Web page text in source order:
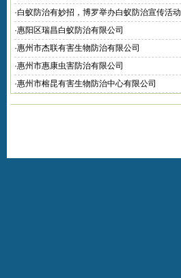
·白蚁防治有妙招，博罗举办白蚁防治宣传活动
·惠阳区瑞昌白蚁防治有限公司
·惠州市杰联有害生物防治有限公司
·惠州市惠康虫害防治有限公司
·惠州市榕昆有害生物防治中心有限公司